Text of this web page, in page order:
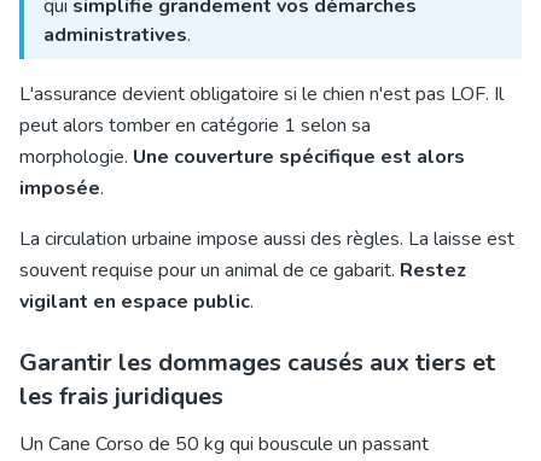
qui simplifie grandement vos démarches
administratives.
L'assurance devient obligatoire si le chien n'est pas LOF. Il
peut alors tomber en catégorie 1 selon sa
morphologie. Une couverture spécifique est alors
imposée.
La circulation urbaine impose aussi des règles. La laisse est
souvent requise pour un animal de ce gabarit. Restez
vigilant en espace public.
Garantir les dommages causés aux tiers et
les frais juridiques
Un Cane Corso de 50 kg qui bouscule un passant